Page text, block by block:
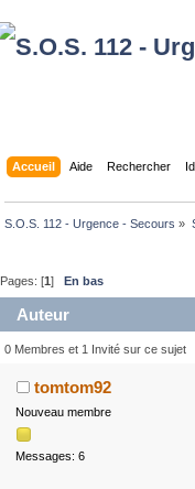
Accueil Aide Rechercher
S.O.S. 112 - Urgence - Secours »
Pages: [1]En bas
Auteur
0 Membres et 1 Invité sur ce sujet
tomtom92
Nouveau membre
Messages: 6